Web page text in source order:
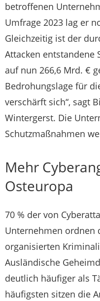
betroffenen
Umfrage 2023 lag er
Gleichzeitig ist der
Attacken entstandene
auf nun 266,6 Mrd. €
Bedrohungslage für
verschärft sich“, sagt
Wintergerst. Die
Schutzmaßnahmen
Mehr
Osteuropa
70 % der von
Unternehmen ordnen
organisierten
Ausländische
deutlich häufiger als
häufigsten sitzen die